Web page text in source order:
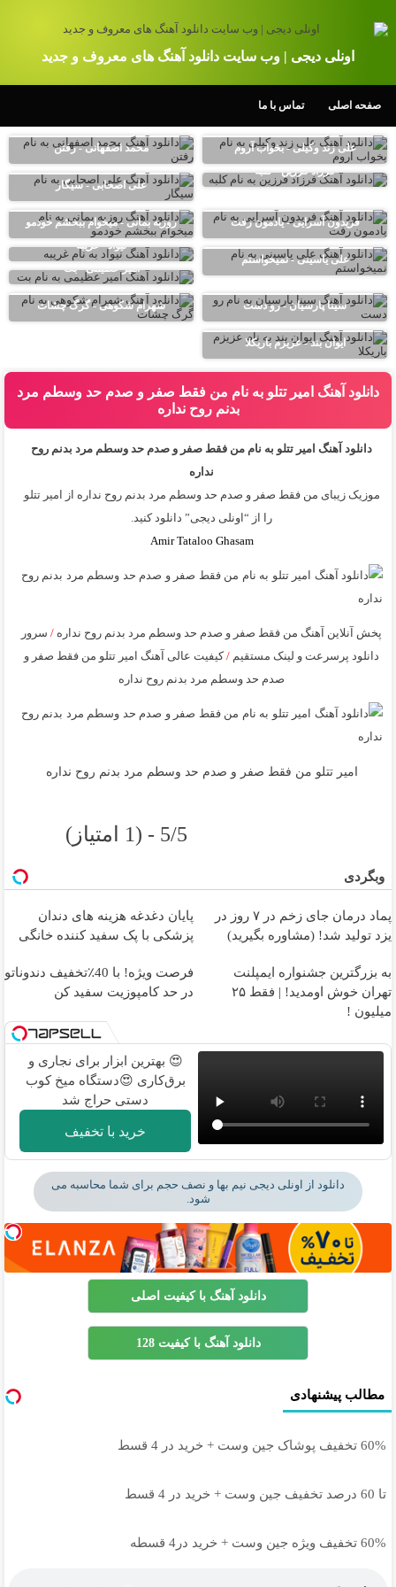
اونلی دیجی | وب سایت دانلود آهنگ های معروف و جدید
صفحه اصلی تماس با ما
علی زند وکیلی - بخواب آروم
محمد اصفهانی - رفتن
فرزاد فرزین - کلبه
علی اصحابی - سیگار
فریدون آسرایی - یادمون رفت روزبه بمانی - میخوام ببخشم خودمو
علی یاسینی - نمیخواستم
نیواد - غریبه
امیر عظیمی - بت
سینا پارسیان - رو دست شهرام شکوهی - گرگ چشات
ایوان بند - عزیزم باریکلا
دانلود آهنگ امیر تتلو به نام من فقط صفر و صدم حد وسطم مرد
بدنم روح نداره
دانلود آهنگ امیر تتلو به نام من فقط صفر و صدم حد وسطم مرد بدنم روح
نداره
موزیک زیبای من فقط صفر و صدم حد وسطم مرد بدنم روح نداره از
امیر تتلو
را از “اونلی دیجی” دانلود کنید.
Amir Tataloo Ghasam
پخش آنلاین آهنگ من فقط صفر و صدم حد وسطم مرد بدنم روح نداره /سرور
دانلود پرسرعت و لینک مستقیم /کیفیت عالی آهنگ امیر تتلو من فقط صفر و
صدم حد وسطم مرد بدنم روح نداره
امیر تتلو من فقط صفر و صدم حد وسطم مرد بدنم روح نداره
5/5 - (1 امتیاز)
وبگردی
پماد درمان جای زخم در ۷ روز در
یزد تولید شد! (مشاوره بگیرید)
پایان دغدغه هزینه های دندان
پزشکی با پک سفید کننده خانگی
به بزرگترین جشنواره ایمپلنت
تهران خوش اومدید! | فقط ۲۵
میلیون !
فرصت ویژه! با 40٪تخفیف دندوناتو
در حد کامپوزیت سفید کن
😍 بهترین ابزار برای نجاری و
برق‌کاری 😍دستگاه میخ کوب
دستی حراج شد
خرید با تخفیف
دانلود از اونلی دیجی نیم بها و نصف حجم برای شما محاسبه می
شود.
دانلود آهنگ با کیفیت اصلی
دانلود آهنگ با کیفیت 128
مطالب پیشنهادی
60% تخفیف پوشاک جین وست + خرید در 4 قسط
تا 60 درصد تخفیف جین وست + خرید در 4 قسط
60% تخفیف ویژه جین وست + خرید در4 قسطه